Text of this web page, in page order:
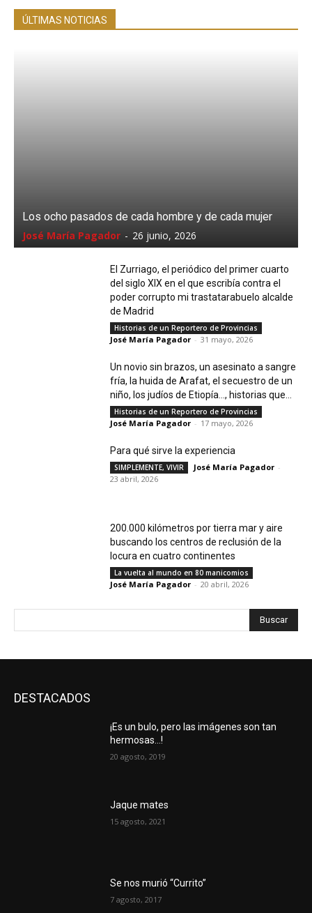
ÚLTIMAS NOTICIAS
Los ocho pasados de cada hombre y de cada mujer
José María Pagador - 26 junio, 2026
El Zurriago, el periódico del primer cuarto
del siglo XIX en el que escribía contra el
poder corrupto mi trastatarabuelo alcalde
de Madrid
Historias de un Reportero de Provincias
José María Pagador - 31 mayo, 2026
Un novio sin brazos, un asesinato a sangre
fría, la huida de Arafat, el secuestro de un
niño, los judíos de Etiopía…, historias que...
Historias de un Reportero de Provincias
José María Pagador - 17 mayo, 2026
Para qué sirve la experiencia
SIMPLEMENTE, VIVIR José María Pagador -
23 abril, 2026
200.000 kilómetros por tierra mar y aire
buscando los centros de reclusión de la
locura en cuatro continentes
La vuelta al mundo en 80 manicomios
José María Pagador - 20 abril, 2026
Buscar
DESTACADOS
¡Es un bulo, pero las imágenes son tan
hermosas…!
20 agosto, 2019
Jaque mates
15 agosto, 2021
Se nos murió “Currito”
7 agosto, 2017